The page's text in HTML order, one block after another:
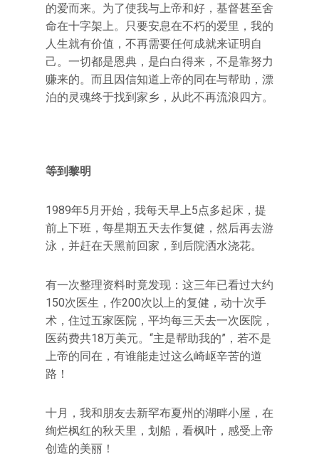
的爱而来。为了使我与上帝和好，基督甚至舍
命在十字架上。只要安息在不朽的爱里，我的
人生就有价值，不再需要任何成就来证明自
己。一切都是恩典，是白白得来，不是靠努力
赚来的。而且因信知道上帝的同在与帮助，漂
泊的灵魂终于找到家乡，从此不再流浪四方。
等到黎明
1989年5月开始，我每天早上5点多起床，提
前上下班，每星期五天去作复健，然后再去游
泳，并赶在天黑前回家，到后院洒水浇花。
有一次整理资料时竟发现：这三年已看过大约
150次医生，作200次以上的复健，动十次手
术，住过五家医院，平均每三天去一次医院，
医药费共18万美元。“主是帮助我的”，若不是
上帝的同在，有谁能走过这么崎岖辛苦的道
路！
十月，我和朋友去新罕布夏州的湖畔小屋，在
绚烂枫红的秋天里，划船，看枫叶，感受上帝
创造的美丽！